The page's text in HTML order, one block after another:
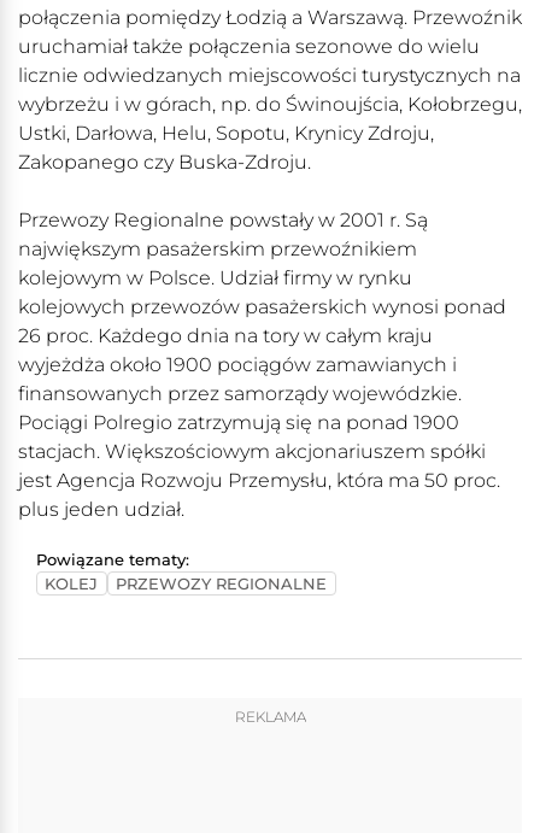
połączenia pomiędzy Łodzią a Warszawą. Przewoźnik
uruchamiał także połączenia sezonowe do wielu
licznie odwiedzanych miejscowości turystycznych na
wybrzeżu i w górach, np. do Świnoujścia, Kołobrzegu,
Ustki, Darłowa, Helu, Sopotu, Krynicy Zdroju,
Zakopanego czy Buska-Zdroju.
Przewozy Regionalne powstały w 2001 r. Są
największym pasażerskim przewoźnikiem
kolejowym w Polsce. Udział firmy w rynku
kolejowych przewozów pasażerskich wynosi ponad
26 proc. Każdego dnia na tory w całym kraju
wyjeżdża około 1900 pociągów zamawianych i
finansowanych przez samorządy wojewódzkie.
Pociągi Polregio zatrzymują się na ponad 1900
stacjach. Większościowym akcjonariuszem spółki
jest Agencja Rozwoju Przemysłu, która ma 50 proc.
plus jeden udział.
Powiązane tematy:
KOLEJ
PRZEWOZY REGIONALNE
REKLAMA